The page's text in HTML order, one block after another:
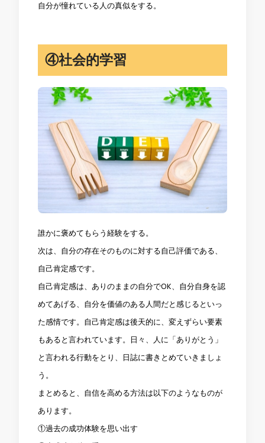
自分が憧れている人の真似をする。
④社会的学習
誰かに褒めてもらう経験をする。
次は、自分の存在そのものに対する自己評価である、
自己肯定感です。
自己肯定感は、ありのままの自分でOK、自分自身を認
めてあげる、自分を価値のある人間だと感じるといっ
た感情です。自己肯定感は後天的に、変えずらい要素
もあると言われています。日々、人に「ありがとう」
と言われる行動をとり、日誌に書きとめていきましょ
う。
まとめると、自信を高める方法は以下のようなものが
あります。
①過去の成功体験を思い出す